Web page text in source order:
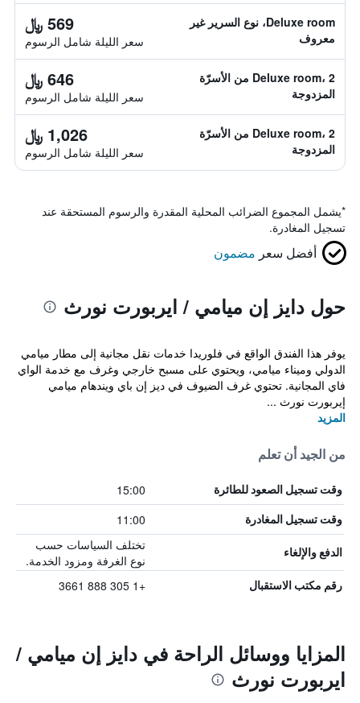
Deluxe room، نوع السرير غير
معروف
569 ﷼
سعر الليلة شامل الرسوم
Deluxe room، 2 من الأسرّة
المزدوجة
646 ﷼
سعر الليلة شامل الرسوم
Deluxe room، 2 من الأسرّة
المزدوجة
1,026 ﷼
سعر الليلة شامل الرسوم
*يشمل المجموع الضرائب المحلية المقدرة والرسوم المستحقة عند
تسجيل المغادرة.
أفضل سعر مضمون
حول دايز إن ميامي / ايربورت نورث
يوفر هذا الفندق الواقع في فلوريدا خدمات نقل مجانية إلى مطار ميامي
الدولي وميناء ميامي، ويحتوي على مسبح خارجي وغرف مع خدمة الواي
فاي المجانية. تحتوي غرف الضيوف في ديز إن باي ويندهام ميامي
إيربورت نورث ...
المزيد
من الجيد أن تعلم
وقت تسجيل الصعود للطائرة 15:00
وقت تسجيل المغادرة 11:00
الدفع والإلغاء
تختلف السياسات حسب
نوع الغرفة ومزود الخدمة.
رقم مكتب الاستقبال +1 305 888 3661
المزايا ووسائل الراحة في دايز إن ميامي /
ايربورت نورث